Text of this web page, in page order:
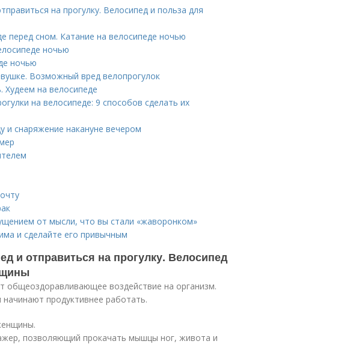
на прогулку. Велосипед и польза для
перед сном. Катание на велосипеде ночью
ночью
ночью
Возможный вред велопрогулок
Худеем на велосипеде
на велосипеде: 9 способов сделать их
и снаряжение накануне вечером
от мысли, что вы стали «жаворонком»
и сделайте его привычным
и отправиться на прогулку. Велосипед
общеоздоравливающее воздействие на организм.
продуктивнее работать.
позволяющий прокачать мышцы ног, живота и